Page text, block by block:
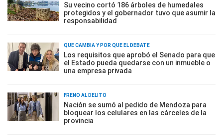
Su vecino cortó 186 árboles de humedales
protegidos y el gobernador tuvo que asumir la
responsabilidad
QUÉ CAMBIA Y POR QUÉ EL DEBATE
Los requisitos que aprobó el Senado para que
el Estado pueda quedarse con un inmueble o
una empresa privada
FRENO AL DELITO
Nación se sumó al pedido de Mendoza para
bloquear los celulares en las cárceles de la
provincia